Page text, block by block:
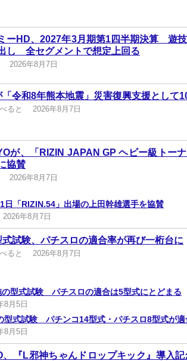
ーHD、2027年3月期第1四半期決算 遊
し 全セグメントで想定上回る
2026年8月7日
令和8年熊本地震」災害復興支援として
ると 2026年8月7日
が、「RIZIN JAPAN GP ヘビー級トー
協賛
2026年8月7日
日「RIZIN.54」出場の上田幹雄選手を協賛
2026年8月7日
試験、パチスロの適合率が再び一桁台に
ると 2026年8月7日
型式試験 パチスロの適合は5型式にとどまる
8月5日
型式試験 パチンコ14型式・パチスロ8型式が適
8月5日
、『L邪神ちゃんドロップキック』導入